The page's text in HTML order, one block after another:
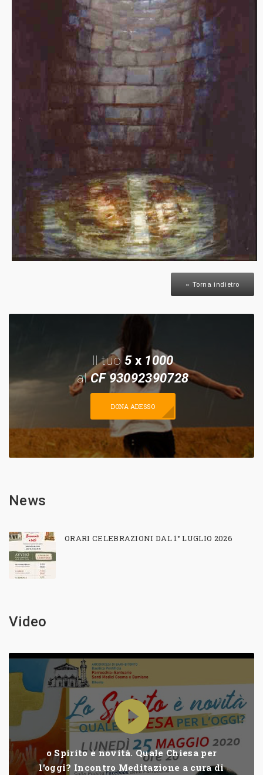
« Torna indietro
Il tuo 5x 1000
alCF 93092390728
DONA ADESSO
News
ORARI CELEBRAZIONI DAL 1° LUGLIO 2026
Video
o Spirito è novità. Quale Chiesa per
l'oggi? Incontro Meditazione a cura di